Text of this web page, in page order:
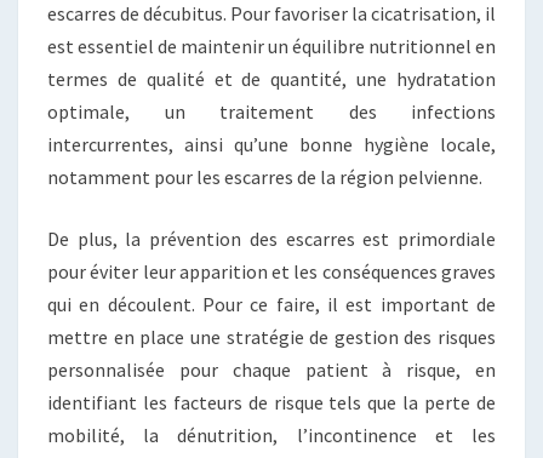
escarres de décubitus. Pour favoriser la cicatrisation, il
est essentiel de maintenir un équilibre nutritionnel en
termes de qualité et de quantité, une hydratation
optimale, un traitement des infections
intercurrentes, ainsi qu’une bonne hygiène locale,
notamment pour les escarres de la région pelvienne.
De plus, la prévention des escarres est primordiale
pour éviter leur apparition et les conséquences graves
qui en découlent. Pour ce faire, il est important de
mettre en place une stratégie de gestion des risques
personnalisée pour chaque patient à risque, en
identifiant les facteurs de risque tels que la perte de
mobilité, la dénutrition, l’incontinence et les